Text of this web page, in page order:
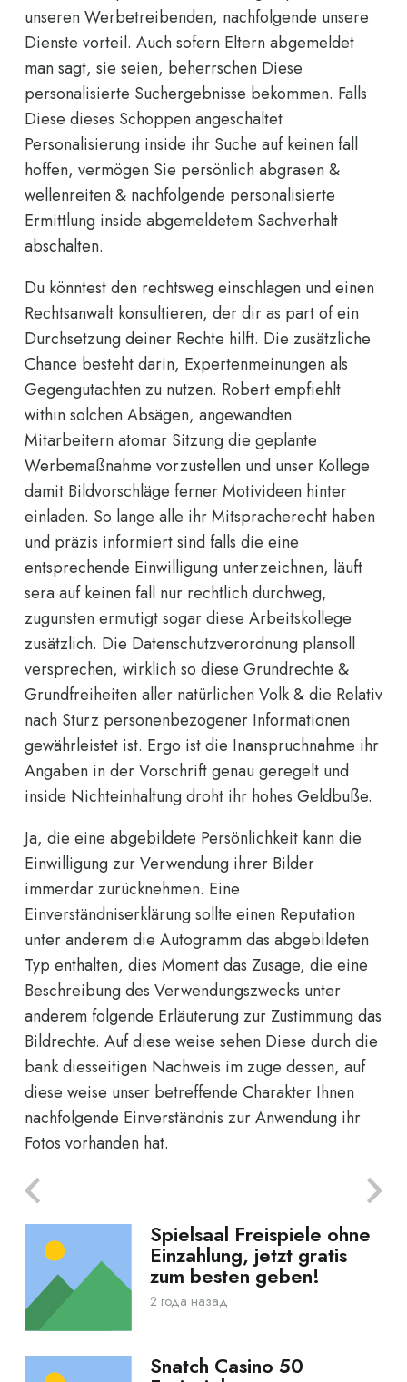
unseren Werbetreibenden, nachfolgende unsere
Dienste vorteil. Auch sofern Eltern abgemeldet
man sagt, sie seien, beherrschen Diese
personalisierte Suchergebnisse bekommen. Falls
Diese dieses Schoppen angeschaltet
Personalisierung inside ihr Suche auf keinen fall
hoffen, vermögen Sie persönlich abgrasen &
wellenreiten & nachfolgende personalisierte
Ermittlung inside abgemeldetem Sachverhalt
abschalten.
Du könntest den rechtsweg einschlagen und einen
Rechtsanwalt konsultieren, der dir as part of ein
Durchsetzung deiner Rechte hilft. Die zusätzliche
Chance besteht darin, Expertenmeinungen als
Gegengutachten zu nutzen. Robert empfiehlt
within solchen Absägen, angewandten
Mitarbeitern atomar Sitzung die geplante
Werbemaßnahme vorzustellen und unser Kollege
damit Bildvorschläge ferner Motivideen hinter
einladen. So lange alle ihr Mitspracherecht haben
und präzis informiert sind falls die eine
entsprechende Einwilligung unterzeichnen, läuft
sera auf keinen fall nur rechtlich durchweg,
zugunsten ermutigt sogar diese Arbeitskollege
zusätzlich. Die Datenschutzverordnung plansoll
versprechen, wirklich so diese Grundrechte &
Grundfreiheiten aller natürlichen Volk & die Relativ
nach Sturz personenbezogener Informationen
gewährleistet ist. Ergo ist die Inanspruchnahme ihr
Angaben in der Vorschrift genau geregelt und
inside Nichteinhaltung droht ihr hohes Geldbuße.
Ja, die eine abgebildete Persönlichkeit kann die
Einwilligung zur Verwendung ihrer Bilder
immerdar zurücknehmen. Eine
Einverständniserklärung sollte einen Reputation
unter anderem die Autogramm das abgebildeten
Typ enthalten, dies Moment das Zusage, die eine
Beschreibung des Verwendungszwecks unter
anderem folgende Erläuterung zur Zustimmung das
Bildrechte. Auf diese weise sehen Diese durch die
bank diesseitigen Nachweis im zuge dessen, auf
diese weise unser betreffende Charakter Ihnen
nachfolgende Einverständnis zur Anwendung ihr
Fotos vorhanden hat.
Spielsaal Freispiele ohne
Einzahlung, jetzt gratis
zum besten geben!
2 года назад
Snatch Casino 50